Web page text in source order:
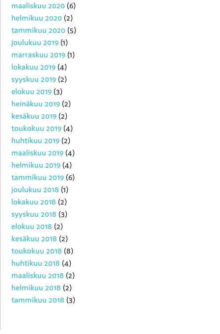
maaliskuu 2020 (6)
helmikuu 2020 (2)
tammikuu 2020 (5)
joulukuu 2019 (1)
marraskuu 2019 (1)
lokakuu 2019 (4)
syyskuu 2019 (2)
elokuu 2019 (3)
heinäkuu 2019 (2)
kesäkuu 2019 (2)
toukokuu 2019 (4)
huhtikuu 2019 (2)
maaliskuu 2019 (4)
helmikuu 2019 (4)
tammikuu 2019 (6)
joulukuu 2018 (1)
lokakuu 2018 (2)
syyskuu 2018 (3)
elokuu 2018 (2)
kesäkuu 2018 (2)
toukokuu 2018 (8)
huhtikuu 2018 (4)
maaliskuu 2018 (2)
helmikuu 2018 (2)
tammikuu 2018 (3)